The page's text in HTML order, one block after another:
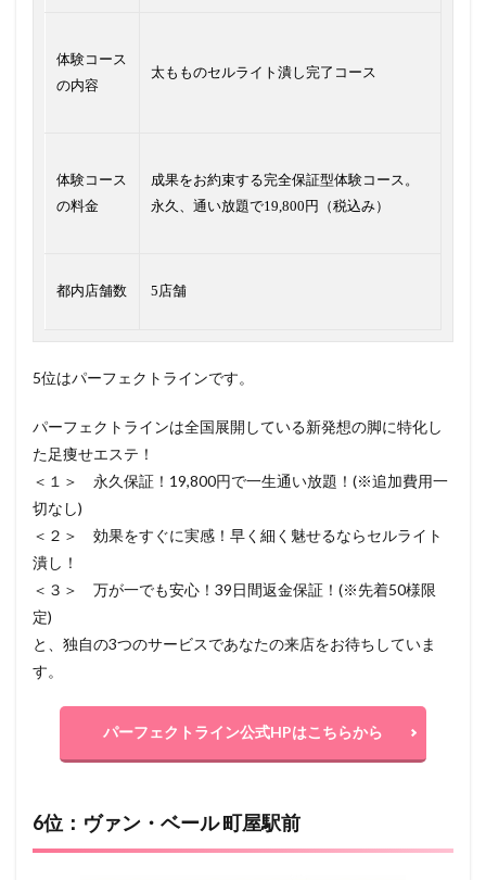
体験コース
の内容
太もものセルライト潰し完了コース
体験コース
の料金
成果をお約束する完全保証型体験コース。
永久、通い放題で19,800円（税込み）
都内店舗数 5店舗
5位はパーフェクトラインです。
パーフェクトラインは全国展開している新発想の脚に特化し
た足痩せエステ！
＜１＞ 永久保証！19,800円で一生通い放題！(※追加費用一
切なし)
＜２＞ 効果をすぐに実感！早く細く魅せるならセルライト
潰し！
＜３＞ 万が一でも安心！39日間返金保証！(※先着50様限
定)
と、独自の3つのサービスであなたの来店をお待ちしていま
す。
パーフェクトライン公式HPはこちらから
6位：ヴァン・ベール 町屋駅前